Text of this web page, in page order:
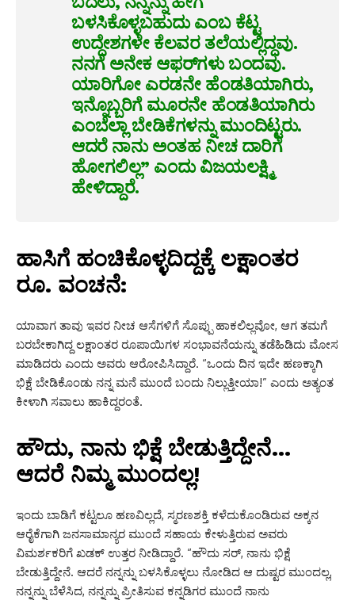
ಬಳಸಿಕೊಳ್ಳಬಹುದು ಎಂಬ ಕೆಟ್ಟ
ಉದ್ದೇಶಗಳೇ ಕೆಲವರ ತಲೆಯಲ್ಲಿದ್ದವು.
ನನಗೆ ಅನೇಕ ಆಫರ್‌ಗಳು ಬಂದವು.
ಯಾರಿಗೋ ಎರಡನೇ ಹೆಂಡತಿಯಾಗಿರು,
ಇನ್ನೊಬ್ಬರಿಗೆ ಮೂರನೇ ಹೆಂಡತಿಯಾಗಿರು
ಎಂಬೆಲ್ಲಾ ಬೇಡಿಕೆಗಳನ್ನು ಮುಂದಿಟ್ಟರು.
ಆದರೆ ನಾನು ಅಂತಹ ನೀಚ ದಾರಿಗೆ
ಹೋಗಲಿಲ್ಲ” ಎಂದು ವಿಜಯಲಕ್ಷ್ಮಿ
ಹೇಳಿದ್ದಾರೆ.
ಹಾಸಿಗೆ ಹಂಚಿಕೊಳ್ಳದಿದ್ದಕ್ಕೆ ಲಕ್ಷಾಂತರ
ರೂ. ವಂಚನೆ:
ಯಾವಾಗ ತಾವು ಇವರ ನೀಚ ಆಸೆಗಳಿಗೆ ಸೊಪ್ಪು ಹಾಕಲಿಲ್ಲವೋ, ಆಗ ತಮಗೆ
ಬರಬೇಕಾಗಿದ್ದ ಲಕ್ಷಾಂತರ ರೂಪಾಯಿಗಳ ಸಂಭಾವನೆಯನ್ನು ತಡೆಹಿಡಿದು ಮೋಸ
ಮಾಡಿದರು ಎಂದು ಅವರು ಆರೋಪಿಸಿದ್ದಾರೆ. “ಒಂದು ದಿನ ಇದೇ ಹಣಕ್ಕಾಗಿ
ಭಿಕ್ಷೆ ಬೇಡಿಕೊಂಡು ನನ್ನ ಮನೆ ಮುಂದೆ ಬಂದು ನಿಲ್ಲುತ್ತೀಯಾ!” ಎಂದು ಅತ್ಯಂತ
ಕೀಳಾಗಿ ಸವಾಲು ಹಾಕಿದ್ದರಂತೆ.
ಹೌದು, ನಾನು ಭಿಕ್ಷೆ ಬೇಡುತ್ತಿದ್ದೇನೆ…
ಆದರೆ ನಿಮ್ಮ ಮುಂದಲ್ಲ!
ಇಂದು ಬಾಡಿಗೆ ಕಟ್ಟಲೂ ಹಣವಿಲ್ಲದೆ, ಸ್ಮರಣಶಕ್ತಿ ಕಳೆದುಕೊಂಡಿರುವ ಅಕ್ಕನ
ಆರೈಕೆಗಾಗಿ ಜನಸಾಮಾನ್ಯರ ಮುಂದೆ ಸಹಾಯ ಕೇಳುತ್ತಿರುವ ಅವರು
ವಿಮರ್ಶಕರಿಗೆ ಖಡಕ್ ಉತ್ತರ ನೀಡಿದ್ದಾರೆ. “ಹೌದು ಸರ್, ನಾನು ಭಿಕ್ಷೆ
ಬೇಡುತ್ತಿದ್ದೇನೆ. ಆದರೆ ನನ್ನನ್ನು ಬಳಸಿಕೊಳ್ಳಲು ನೋಡಿದ ಆ ದುಷ್ಟರ ಮುಂದಲ್ಲ,
ನನ್ನನ್ನು ಬೆಳೆಸಿದ, ನನ್ನನ್ನು ಪ್ರೀತಿಸುವ ಕನ್ನಡಿಗರ ಮುಂದೆ ನಾನು